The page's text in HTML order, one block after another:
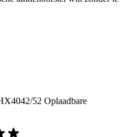
52 Oplaadbare